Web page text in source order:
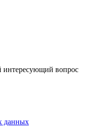
интересующий вопрос
данных